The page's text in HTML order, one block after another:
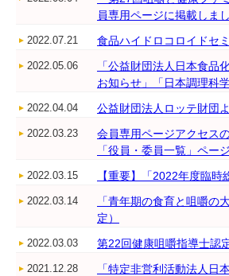
員専用ページに掲載しまし
2022.07.21 食品ハイドロコロイドセ
2022.05.06
「公益財団法人日本食
お知らせ」「日本調理科
2022.04.04 公益財団法人ロッテ財団
2022.03.23
会員専用ページアクセス
「役員・委員一覧」ペー
2022.03.15 【重要】「2022年度臨
2022.03.14
「青年期の食育と咀嚼
定）
2022.03.03 第22回健康咀嚼指導士認
2021.12.28
「特定非営利活動法人